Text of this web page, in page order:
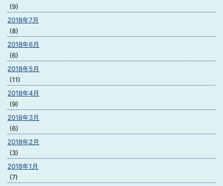
(9)
2018年7月
(8)
2018年6月
(6)
2018年5月
(11)
2018年4月
(9)
2018年3月
(6)
2018年2月
(3)
2018年1月
(7)